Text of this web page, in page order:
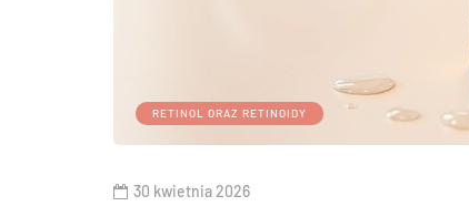
RETINOL ORAZ RETINOIDY
30 kwietnia 2026